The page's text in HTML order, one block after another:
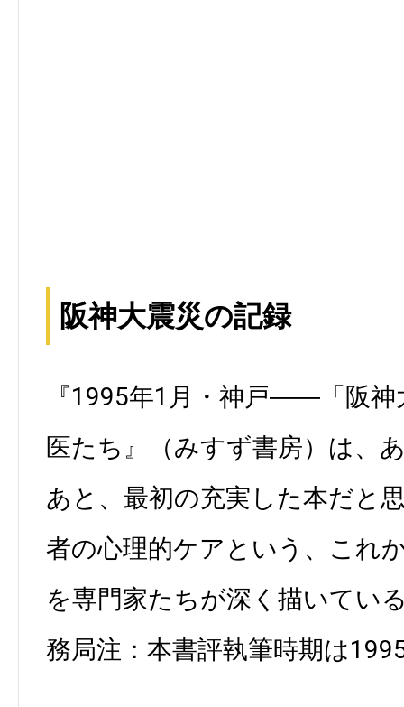
阪神大震災の記録
『1995年1月・神戸――「阪神
医たち』（みすず書房）は、
あと、最初の充実した本だと
者の心理的ケアという、これ
を専門家たちが深く描いてい
務局注：本書評執筆時期は